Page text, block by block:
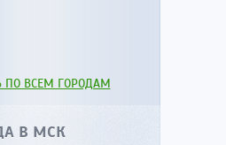
ПО ВСЕМ ГОРОДАМ
В МСК